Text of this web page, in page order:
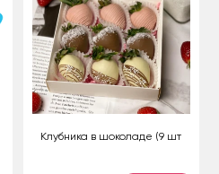
Клубника в шоколаде (9 шт